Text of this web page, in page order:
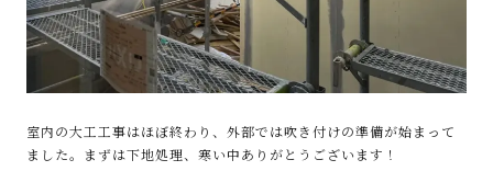
室内の大工工事はほぼ終わり、外部では吹き付けの準備が始まって
ました。まずは下地処理、寒い中ありがとうございます！